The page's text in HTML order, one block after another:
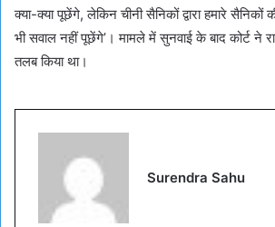
क्या-क्या पूछेंगे, लेकिन चीनी सैनिकों द्वारा हमारे सैनिकों
भी सवाल नहीं पूछेंगे’। मामले में सुनवाई के बाद कोर्ट ने
तलब किया था।
Surendra Sahu